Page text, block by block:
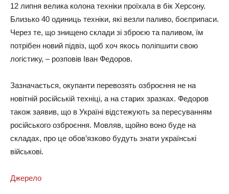
12 липня велика колона техніки проїхала в бік Херсону.
Близько 40 одиниць техніки, які везли паливо, боєприпаси.
Через те, що знищено склади зі зброєю та паливом, їм
потрібен новий підвіз, щоб хоч якось поліпшити свою
логістику, – розповів Іван Федоров.
Зазначається, окупанти перевозять озброєння не на
новітній російській техніці, а на старих зразках. Федоров
також заявив, що в Україні відстежують за пересуванням
російського озброєння. Мовляв, щойно воно буде на
складах, про це обов’язково будуть знати українські
військові.
Джерело